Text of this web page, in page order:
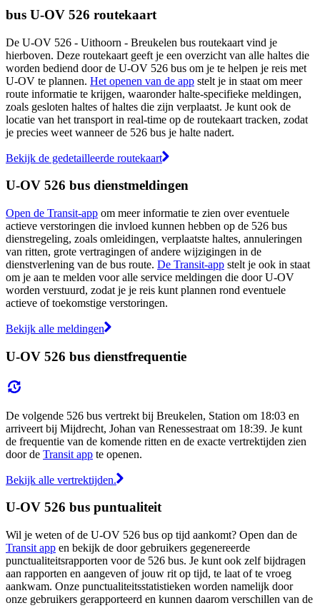
bus U-OV 526 routekaart
De U-OV 526 - Uithoorn - Breukelen bus routekaart vind je
hierboven. Deze routekaart geeft je een overzicht van alle haltes die
worden bediend door de U-OV 526 bus om je te helpen je reis met
U-OV te plannen. Het openen van de app stelt je in staat om meer
route informatie te krijgen, waaronder halte-specifieke meldingen,
zoals gesloten haltes of haltes die zijn verplaatst. Je kunt ook de
locatie van het transport in real-time op de routekaart tracken, zodat
je precies weet wanneer de 526 bus je halte nadert.
Bekijk de gedetailleerde routekaart
U-OV 526 bus dienstmeldingen
Open de Transit-app om meer informatie te zien over eventuele
actieve verstoringen die invloed kunnen hebben op de 526 bus
dienstregeling, zoals omleidingen, verplaatste haltes, annuleringen
van ritten, grote vertragingen of andere wijzigingen in de
dienstverlening van de bus route. De Transit-app stelt je ook in staat
om je aan te melden voor alle service meldingen die door U-OV
worden verstuurd, zodat je je reis kunt plannen rond eventuele
actieve of toekomstige verstoringen.
Bekijk alle meldingen
U-OV 526 bus dienstfrequentie
De volgende 526 bus vertrekt bij Breukelen, Station om 18:03 en
arriveert bij Mijdrecht, Johan van Renessestraat om 18:39. Je kunt
de frequentie van de komende ritten en de exacte vertrektijden zien
door de Transit app te openen.
Bekijk alle vertrektijden.
U-OV 526 bus puntualiteit
Wil je weten of de U-OV 526 bus op tijd aankomt? Open dan de
Transit app en bekijk de door gebruikers gegenereerde
punctualiteitsrapporten voor de 526 bus. Je kunt ook zelf bijdragen
aan rapporten en aangeven of jouw rit op tijd, te laat of te vroeg
aankwam. Onze punctualiteitsstatistieken worden namelijk door
onze gebruikers gerapporteerd en kunnen daarom verschillen van de